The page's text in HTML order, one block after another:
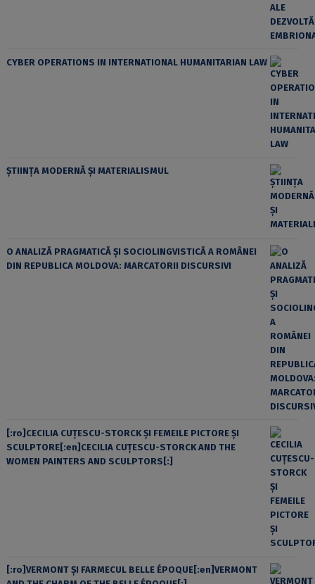
CYBER OPERATIONS IN INTERNATIONAL HUMANITARIAN LAW
ȘTIINȚA MODERNĂ ȘI MATERIALISMUL
O ANALIZĂ PRAGMATICĂ ȘI SOCIOLINGVISTICĂ A ROMÂNEI
DIN REPUBLICA MOLDOVA: MARCATORII DISCURSIVI
[:ro]CECILIA CUŢESCU-STORCK ŞI FEMEILE PICTORE ŞI
SCULPTORE[:en]CECILIA CUŢESCU-STORCK AND THE
WOMEN PAINTERS AND SCULPTORS[:]
[:ro]VERMONT ȘI FARMECUL BELLE ÉPOQUE[:en]VERMONT